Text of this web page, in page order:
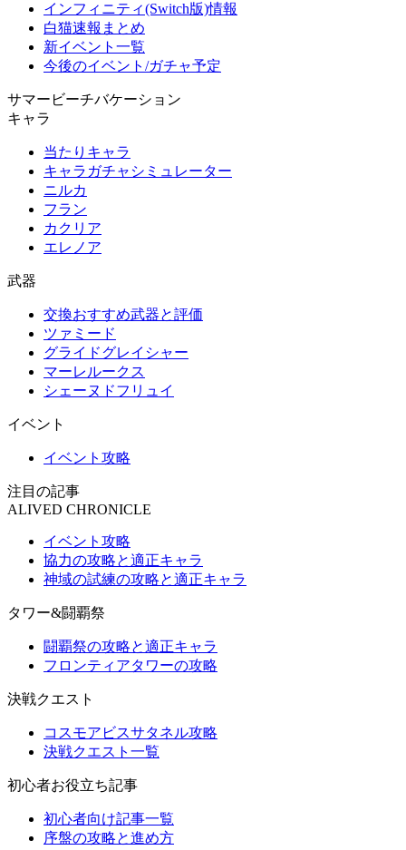
インフィニティ(Switch版)情報
白猫速報まとめ
新イベント一覧
今後のイベント/ガチャ予定
サマービーチバケーション
キャラ
当たりキャラ
キャラガチャシミュレーター
ニルカ
フラン
カクリア
エレノア
武器
交換おすすめ武器と評価
ツァミード
グライドグレイシャー
マーレルークス
シェーヌドフリュイ
イベント
イベント攻略
注目の記事
ALIVED CHRONICLE
イベント攻略
協力の攻略と適正キャラ
神域の試練の攻略と適正キャラ
タワー&闘覇祭
闘覇祭の攻略と適正キャラ
フロンティアタワーの攻略
決戦クエスト
コスモアビスサタネル攻略
決戦クエスト一覧
初心者お役立ち記事
初心者向け記事一覧
序盤の攻略と進め方